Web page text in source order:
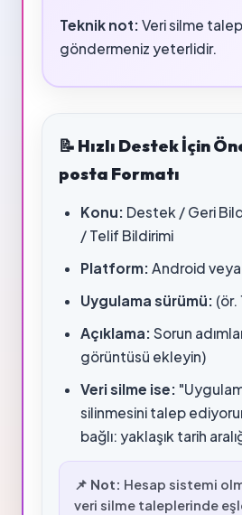
Teknik not: Veri silme
göndermeniz yeterlidir.
📝 Hızlı Destek İçin
posta Formatı
Konu: Destek / Geri
/ Telif Bildirimi
Platform: Android veya
Uygulama sürümü: (ör.
Açıklama: Sorun
görüntüsü ekleyin)
Veri silme ise:
silinmesini talep
bağlı: yaklaşık tarih
📌 Not: Hesap sistemi
veri silme taleplerinde